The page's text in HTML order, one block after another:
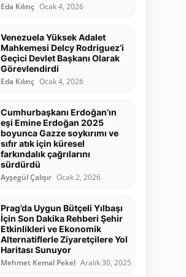
Eda Kılınç Ocak 4, 2026
Venezuela Yüksek Adalet
Mahkemesi Delcy Rodriguez’i
Geçici Devlet Başkanı Olarak
Görevlendirdi
Eda Kılınç Ocak 4, 2026
Cumhurbaşkanı Erdoğan’ın
eşi Emine Erdoğan 2025
boyunca Gazze soykırımı ve
sıfır atık için küresel
farkındalık çağrılarını
sürdürdü
Ayşegül Çalışır Ocak 2, 2026
Prag’da Uygun Bütçeli Yılbaşı
İçin Son Dakika Rehberi Şehir
Etkinlikleri ve Ekonomik
Alternatiflerle Ziyaretçilere Yol
Haritası Sunuyor
Mehmet Kemal Pekel Aralık 30, 2025